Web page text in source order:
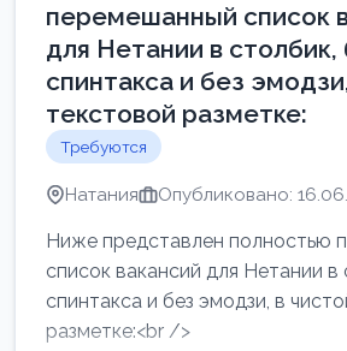
перемешанный список
для Нетании в столбик,
спинтакса и без
текстовой разметке:
Требуются
Натания Опубликовано:
Ниже представлен полностью
список вакансий для Нетании в
спинтакса и без эмодзи, в
разметке:<br />